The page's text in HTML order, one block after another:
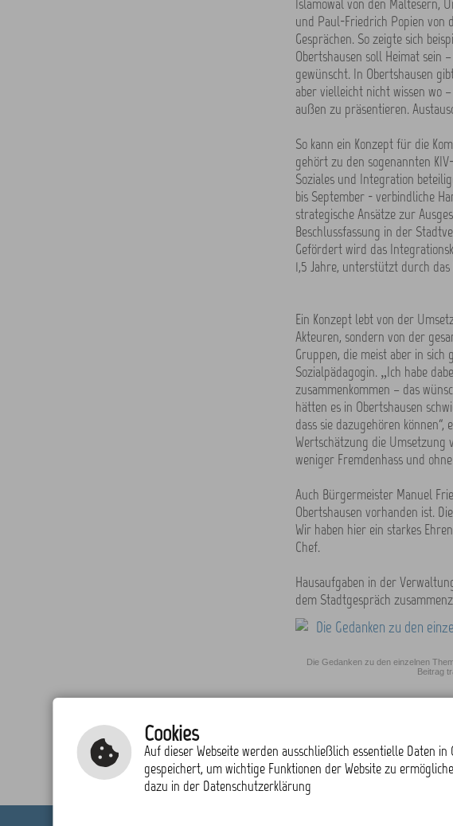
Islamowal von den Maltesern,
und Paul-Friedrich Popien von
Gesprächen. So zeigte sich
Obertshausen soll Heimat sein
gewünscht. In Obertshausen
aber vielleicht nicht wissen wo
außen zu präsentieren.
So kann ein Konzept für die
gehört zu den sogenannten
Soziales und Integration
bis September - verbindliche
strategische Ansätze zur
Beschlussfassung in der
Gefördert wird das
1,5 Jahre, unterstützt durch
Ein Konzept lebt von der
Akteuren, sondern von der
Gruppen, die meist aber in sich
Sozialpädagogin. „Ich habe
zusammenkommen – das
hätten es in Obertshausen
dass sie dazugehören
Wertschätzung die Umsetzung
weniger Fremdenhass und
Auch Bürgermeister Manuel
Obertshausen vorhanden ist.
Wir haben hier ein starkes
Chef.
Hausaufgaben in der
dem Stadtgespräch
Die Gedanken zu den einzelnen
Beitrag
Cookies
Auf dieser Webseite werden ausschließlich essentielle Daten in
gespeichert, um wichtige Funktionen der Website zu
dazu in der Datenschutzerklärung